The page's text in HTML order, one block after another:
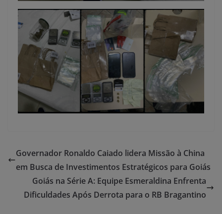
Governador Ronaldo Caiado lidera Missão à China
em Busca de Investimentos Estratégicos para Goiás
Goiás na Série A: Equipe Esmeraldina Enfrenta
Dificuldades Após Derrota para o RB Bragantino